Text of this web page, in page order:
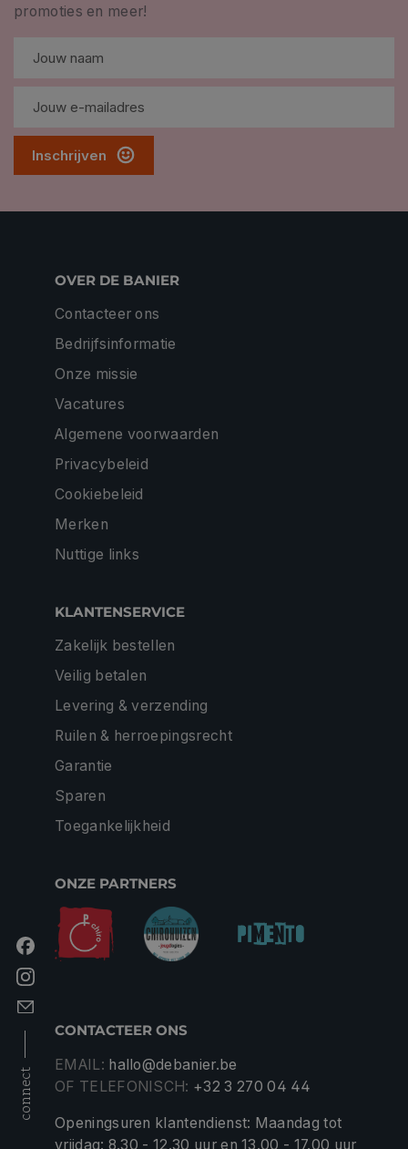
promoties en meer!
Inschrijven
connect
OVER DE BANIER
Contacteer ons
Bedrijfsinformatie
Onze missie
Vacatures
Algemene voorwaarden
Privacybeleid
Cookiebeleid
Merken
Nuttige links
KLANTENSERVICE
Zakelijk bestellen
Veilig betalen
Levering & verzending
Ruilen & herroepingsrecht
Garantie
Sparen
Toegankelijkheid
ONZE PARTNERS
CONTACTEER ONS
EMAIL: hallo@debanier.be
OF TELEFONISCH: +32 3 270 04 44
Openingsuren klantendienst: Maandag tot
vrijdag: 8.30 - 12.30 uur en 13.00 - 17.00 uur